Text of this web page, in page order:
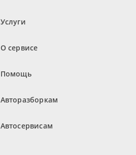
Услуги
О сервисе
Помощь
Авторазборкам
Автосервисам